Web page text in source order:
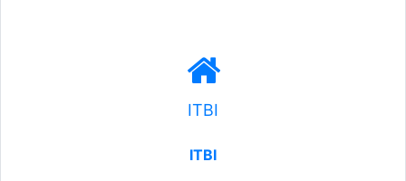
ITBI
ITBI